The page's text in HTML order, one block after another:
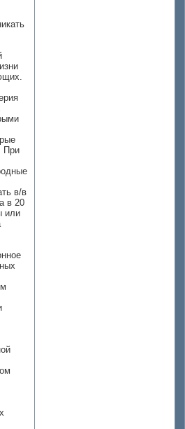
При
в/в
в 20
или